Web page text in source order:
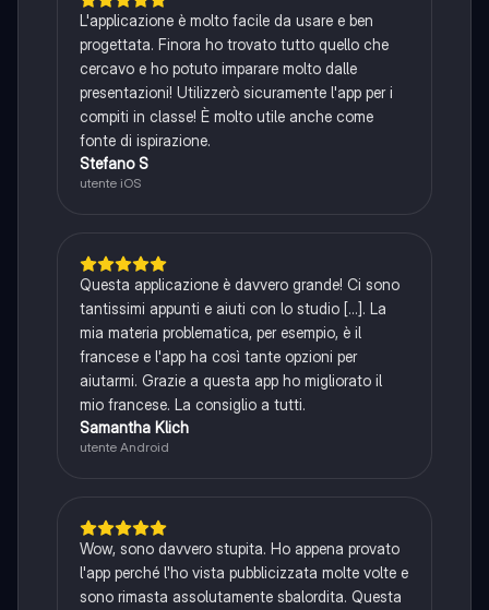
L'applicazione è molto facile da usare e ben
progettata. Finora ho trovato tutto quello che
cercavo e ho potuto imparare molto dalle
presentazioni! Utilizzerò sicuramente l'app per i
compiti in classe! È molto utile anche come
fonte di ispirazione.
Stefano S
utente iOS
Questa applicazione è davvero grande! Ci sono
tantissimi appunti e aiuti con lo studio [...]. La
mia materia problematica, per esempio, è il
francese e l'app ha così tante opzioni per
aiutarmi. Grazie a questa app ho migliorato il
mio francese. La consiglio a tutti.
Samantha Klich
utente Android
Wow, sono davvero stupita. Ho appena provato
l'app perché l'ho vista pubblicizzata molte volte e
sono rimasta assolutamente sbalordita. Questa